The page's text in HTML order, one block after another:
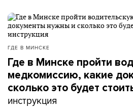
ГДЕ В МИНСКЕ
Где в Минске пройти
медкомиссию, какие
сколько это будет
инструкция